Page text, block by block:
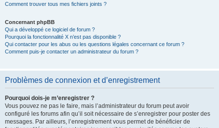
Comment trouver tous mes fichiers joints ?
Concernant phpBB
Qui a développé ce logiciel de forum ?
Pourquoi la fonctionnalité X n’est pas disponible ?
Qui contacter pour les abus ou les questions légales concernant ce forum ?
Comment puis-je contacter un administrateur du forum ?
Problèmes de connexion et d’enregistrement
Pourquoi dois-je m’enregistrer ?
Vous pouvez ne pas le faire, mais l’administrateur du forum peut avoir
configuré les forums afin qu’il soit nécessaire de s’enregistrer pour poster des
messages. Par ailleurs, l’enregistrement vous permet de bénéficier de